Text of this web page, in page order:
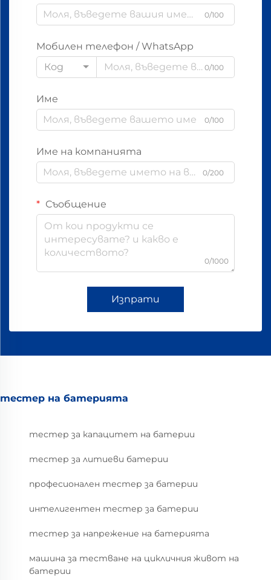
0/100
Мобилен телефон / WhatsApp
Код
0/100
Име
0/100
Име на компанията
0/200
Съобщение
0/1000
Изпрати
тестер на батерията
тестер за капацитет на батерии
тестер за литиеви батерии
професионален тестер за батерии
интелигентен тестер за батерии
тестер за напрежение на батерията
машина за тестване на цикличния живот на
батерии